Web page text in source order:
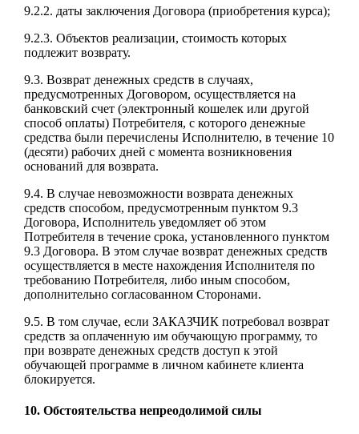
9.2.2. даты заключения Договора (приобретения курса);
9.2.3. Объектов реализации, стоимость которых
подлежит возврату.
9.3. Возврат денежных средств в случаях,
предусмотренных Договором, осуществляется на
банковский счет (электронный кошелек или другой
способ оплаты) Потребителя, с которого денежные
средства были перечислены Исполнителю, в течение 10
(десяти) рабочих дней с момента возникновения
оснований для возврата.
9.4. В случае невозможности возврата денежных
средств способом, предусмотренным пунктом 9.3
Договора, Исполнитель уведомляет об этом
Потребителя в течение срока, установленного пунктом
9.3 Договора. В этом случае возврат денежных средств
осуществляется в месте нахождения Исполнителя по
требованию Потребителя, либо иным способом,
дополнительно согласованном Сторонами.
9.5. В том случае, если ЗАКАЗЧИК потребовал возврат
средств за оплаченную им обучающую программу, то
при возврате денежных средств доступ к этой
обучающей программе в личном кабинете клиента
блокируется.
10. Обстоятельства непреодолимой силы